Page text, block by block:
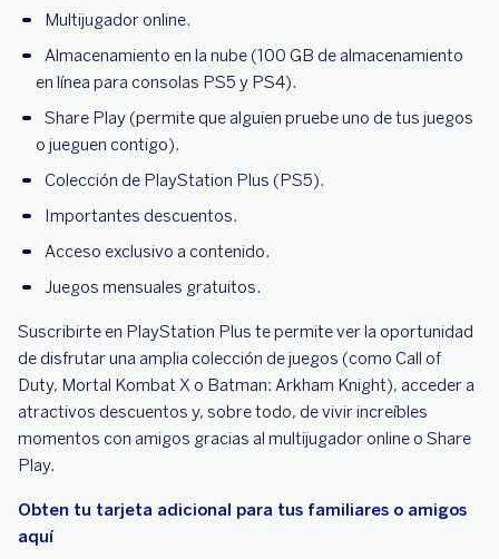
Multijugador online.
Almacenamiento en la nube (100 GB de almacenamiento
en línea para consolas PS5 y PS4).
Share Play (permite que alguien pruebe uno de tus juegos
o jueguen contigo).
Colección de PlayStation Plus (PS5).
Importantes descuentos.
Acceso exclusivo a contenido.
Juegos mensuales gratuitos.
Suscribirte en PlayStation Plus te permite ver la oportunidad
de disfrutar una amplia colección de juegos (como Call of
Duty, Mortal Kombat X o Batman: Arkham Knight), acceder a
atractivos descuentos y, sobre todo, de vivir increíbles
momentos con amigos gracias al multijugador online o Share
Play.
Obten tu tarjeta adicional para tus familiares o amigos
aquí